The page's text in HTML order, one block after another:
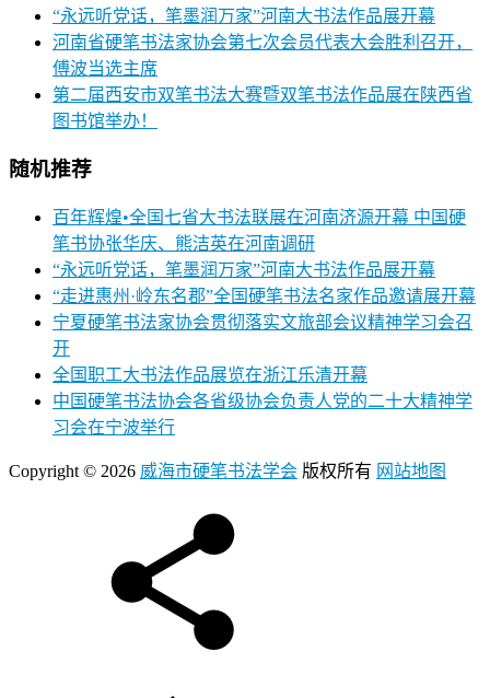
“永远听党话，笔墨润万家”河南大书法作品展开幕
河南省硬笔书法家协会第七次会员代表大会胜利召开，
傅波当选主席
第二届西安市双笔书法大赛暨双笔书法作品展在陕西省
图书馆举办！
随机推荐
百年辉煌•全国七省大书法联展在河南济源开幕 中国硬
笔书协张华庆、熊洁英在河南调研
“永远听党话，笔墨润万家”河南大书法作品展开幕
“走进惠州·岭东名郡”全国硬笔书法名家作品邀请展开幕
宁夏硬笔书法家协会贯彻落实文旅部会议精神学习会召
开
全国职工大书法作品展览在浙江乐清开幕
中国硬笔书法协会各省级协会负责人党的二十大精神学
习会在宁波举行
Copyright © 2026 威海市硬笔书法学会 版权所有 网站地图